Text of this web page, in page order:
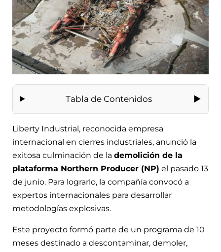
Tabla de Contenidos
Liberty Industrial, reconocida empresa
internacional en cierres industriales, anunció la
exitosa culminación de la demolición de la
plataforma Northern Producer (NP) el pasado 13
de junio. Para lograrlo, la compañía convocó a
expertos internacionales para desarrollar
metodologías explosivas.
Este proyecto formó parte de un programa de 10
meses destinado a descontaminar, demoler,